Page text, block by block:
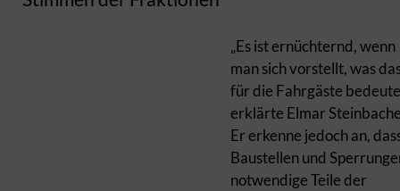
„Es ist ernüchternd, wenn
man sich vorstellt, was
für die Fahrgäste
erklärte Elmar
Er erkenne jedoch an,
Baustellen und
notwendige Teile der